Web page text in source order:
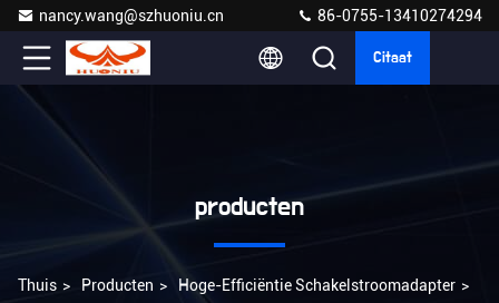
nancy.wang@szhuoniu.cn 86-0755-13410274294
Citaat
producten
Thuis > Producten > Hoge-Efficiëntie Schakelstroomadapter >